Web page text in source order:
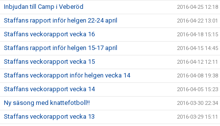
Inbjudan till Camp i Veberöd 2016-04-25 12:18
Staffans rapport inför helgen 22-24 april 2016-04-22 13:01
Staffans veckorapport vecka 16 2016-04-18 15:15
Staffans rapport inför helgen 15-17 april 2016-04-15 14:45
Staffans veckorapport vecka 15 2016-04-12 12:11
Staffans veckorapport inför helgen vecka 14 2016-04-08 19:38
Staffans veckorapport vecka 14 2016-04-05 15:23
Ny säsong med knattefotboll!! 2016-03-30 22:34
Staffans veckorapport vecka 13 2016-03-29 15:11